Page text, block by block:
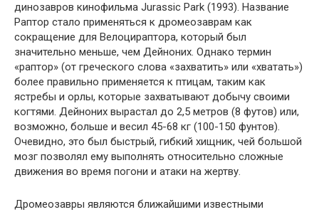
динозавров кинофильма Jurassic Park (1993). Название
Раптор стало применяться к дромеозаврам как
сокращение для Велоцираптора, который был
значительно меньше, чем Дейноних. Однако термин
«раптор» (от греческого слова «захватить» или «хватать»)
более правильно применяется к птицам, таким как
ястребы и орлы, которые захватывают добычу своими
когтями. Дейноних вырастал до 2,5 метров (8 футов) или,
возможно, больше и весил 45-68 кг (100-150 фунтов).
Очевидно, это был быстрый, гибкий хищник, чей большой
мозг позволял ему выполнять относительно сложные
движения во время погони и атаки на жертву.
Дромеозавры являются ближайшими известными